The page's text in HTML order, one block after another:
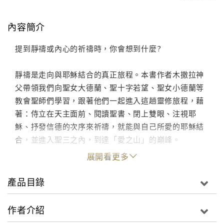
內容簡介
提到靜禱或內心的祈禱時，你會想到什麼?
靜禱是走向與耶穌結合的真正旅程。本書作者木撒拉神
父帶領我們向聖女大德蘭、聖十字若望、聖女小德蘭等
教會聖師們學習，跟著他們一起進入這趟靈修旅程，藉
著：侍立在天主面前、閱讀聖書、閉上雙眼、注視耶
穌、抒發信德的次序來祈禱，就能與自己所愛的耶穌結
合，並進入聖三之內，到達「愛之山」的巔峰。
展開看更多
產品目錄
作者介紹